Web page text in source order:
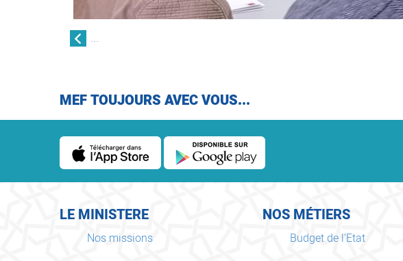
...
MEF TOUJOURS AVEC VOUS...
LE MINISTERE
Nos missions
NOS MÉTIERS
Budget de l'Etat